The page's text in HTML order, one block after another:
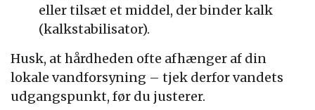
eller tilsæt et middel, der binder kalk
(kalkstabilisator).
Husk, at hårdheden ofte afhænger af din
lokale vandforsyning – tjek derfor vandets
udgangspunkt, før du justerer.